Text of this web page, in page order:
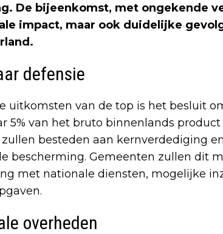
De bijeenkomst, met ongekende
impact, maar ook duidelijke
defensie
uitkomsten van de top is het besluit
5% van het bruto binnenlands
besteden aan kernverdediging
bescherming. Gemeenten zullen dit
met nationale diensten, mogelijke
overheden